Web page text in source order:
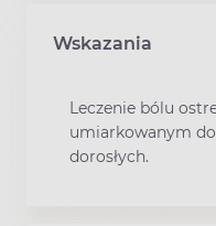
Wskazania
Leczenie bólu
umiarkowanym
dorosłych.